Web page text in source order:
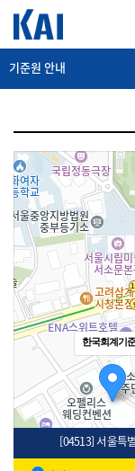
기준원 안내
한국회계기
[04513] 서울특